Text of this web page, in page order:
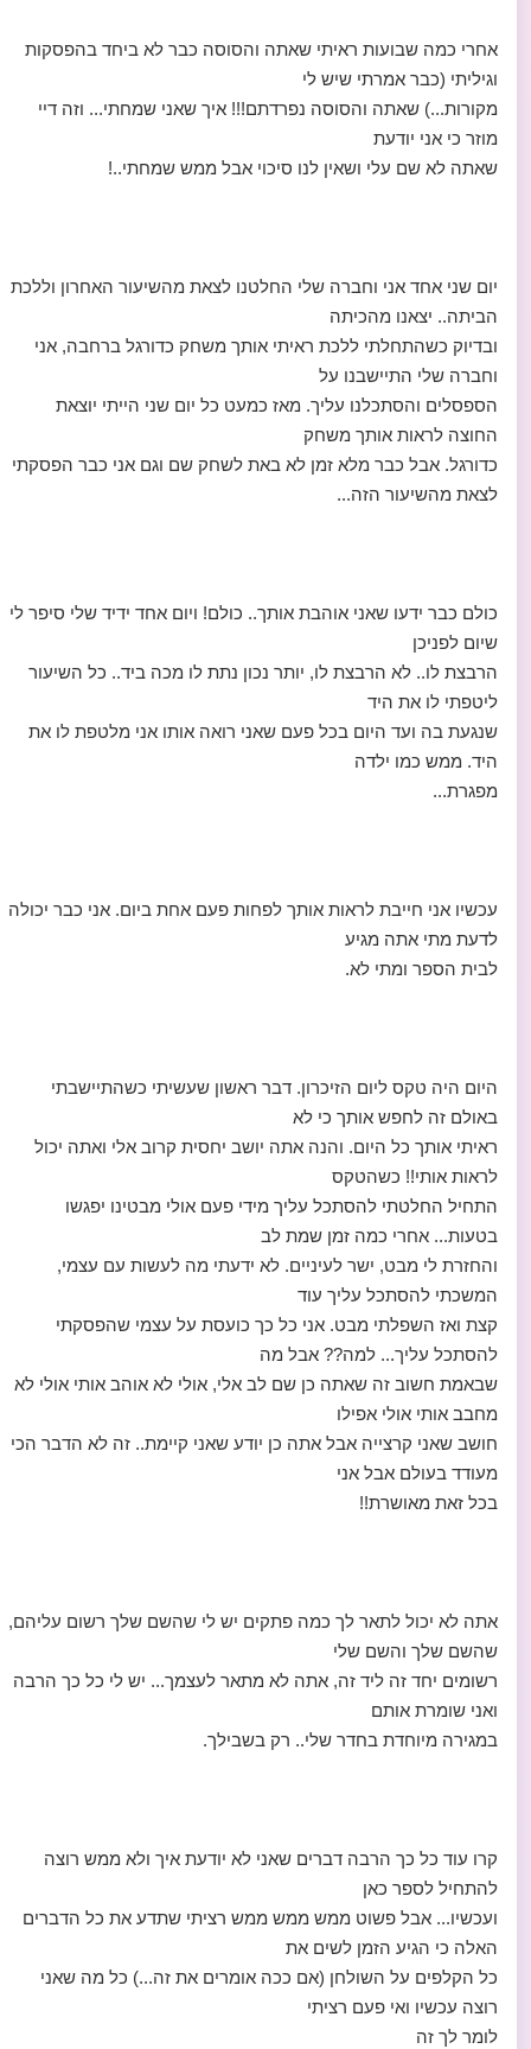
אחרי כמה שבועות ראיתי שאתה והסוסה כבר לא ביחד בהפסקות
וגיליתי (כבר אמרתי שיש לי
מקורות...) שאתה והסוסה נפרדתם!!! איך שאני שמחתי... וזה דיי
מוזר כי אני יודעת
שאתה לא שם עלי ושאין לנו סיכוי אבל ממש שמחתי..!
יום שני אחד אני וחברה שלי החלטנו לצאת מהשיעור האחרון וללכת
הביתה.. יצאנו מהכיתה
ובדיוק כשהתחלתי ללכת ראיתי אותך משחק כדורגל ברחבה, אני
וחברה שלי התיישבנו על
הספסלים והסתכלנו עליך. מאז כמעט כל יום שני הייתי יוצאת
החוצה לראות אותך משחק
כדורגל. אבל כבר מלא זמן לא באת לשחק שם וגם אני כבר הפסקתי
לצאת מהשיעור הזה...
כולם כבר ידעו שאני אוהבת אותך.. כולם! ויום אחד ידיד שלי סיפר לי
שיום לפניכן
הרבצת לו.. לא הרבצת לו, יותר נכון נתת לו מכה ביד.. כל השיעור
ליטפתי לו את היד
שנגעת בה ועד היום בכל פעם שאני רואה אותו אני מלטפת לו את
היד. ממש כמו ילדה
מפגרת...
עכשיו אני חייבת לראות אותך לפחות פעם אחת ביום. אני כבר יכולה
לדעת מתי אתה מגיע
לבית הספר ומתי לא.
היום היה טקס ליום הזיכרון. דבר ראשון שעשיתי כשהתיישבתי
באולם זה לחפש אותך כי לא
ראיתי אותך כל היום. והנה אתה יושב יחסית קרוב אלי ואתה יכול
לראות אותי!! כשהטקס
התחיל החלטתי להסתכל עליך מידי פעם אולי מבטינו יפגשו
בטעות... אחרי כמה זמן שמת לב
והחזרת לי מבט, ישר לעיניים. לא ידעתי מה לעשות עם עצמי,
המשכתי להסתכל עליך עוד
קצת ואז השפלתי מבט. אני כל כך כועסת על עצמי שהפסקתי
להסתכל עליך... למה?? אבל מה
שבאמת חשוב זה שאתה כן שם לב אלי, אולי לא אוהב אותי אולי לא
מחבב אותי אולי אפילו
חושב שאני קרצייה אבל אתה כן יודע שאני קיימת.. זה לא הדבר הכי
מעודד בעולם אבל אני
בכל זאת מאושרת!!
אתה לא יכול לתאר לך כמה פתקים יש לי שהשם שלך רשום עליהם,
שהשם שלך והשם שלי
רשומים יחד זה ליד זה, אתה לא מתאר לעצמך... יש לי כל כך הרבה
ואני שומרת אותם
במגירה מיוחדת בחדר שלי.. רק בשבילך.
קרו עוד כל כך הרבה דברים שאני לא יודעת איך ולא ממש רוצה
להתחיל לספר כאן
ועכשיו... אבל פשוט ממש ממש ממש רציתי שתדע את כל הדברים
האלה כי הגיע הזמן לשים את
כל הקלפים על השולחן (אם ככה אומרים את זה...) כל מה שאני
רוצה עכשיו ואי פעם רציתי
לומר לך זה